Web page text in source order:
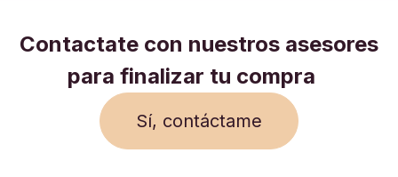
Contactate con nuestros asesores
para finalizar tu compra
Sí, contáctame